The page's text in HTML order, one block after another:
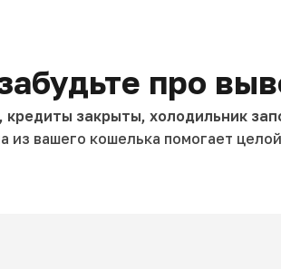
про
закрыты, холодильник
вашего кошелька помогает